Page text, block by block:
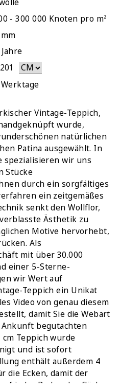
- 300 000 Knoten pro m²
201
Vintage-Teppich,
wurde,
natürlichen
Patina ausgewählt. In
spezialisieren wir uns
Stücke
durch ein sorgfältiges
ein zeitgemäßes
senkt den Wollflor,
Ästhetik zu
Motive hervorhebt,
Als
mit über 30.000
einer 5-Sterne-
wir Wert auf
Teppich ein Unikat
Video von genau diesem
damit Sie die Webart
begutachten
Teppich wurde
und ist sofort
enthält außerdem 4
die Ecken, damit der
jeder Bodenoberfläche